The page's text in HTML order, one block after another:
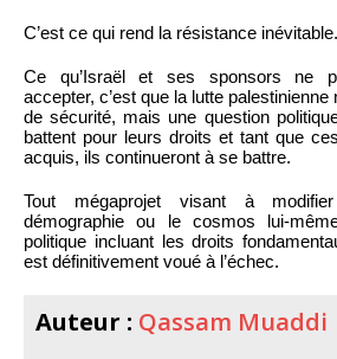
C’est ce qui rend la résistance inévitable.
Ce qu’Israël et ses sponsors ne
accepter, c’est que la lutte palestinienne
de sécurité, mais une question
battent pour leurs droits et tant que
acquis, ils continueront à se battre.
Tout mégaprojet visant à
démographie ou le cosmos lui-
politique incluant les droits
est définitivement voué à l’échec.
Auteur : Qassam Muaddi